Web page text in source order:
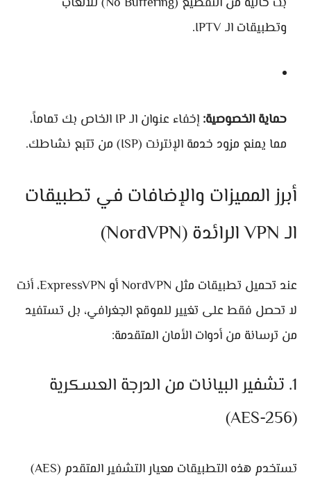
وتطبيقات الـ IPTV.
حماية الخصوصية:
إخفاء عنوان الـ IP الخاص بك تماماً،
مما يمنع مزود خدمة الإنترنت (ISP) من تتبع نشاطك.
أبرز المميزات والإضافات في تطبيقات
الـ VPN الرائدة (NordVPN)
عند تحميل تطبيقات مثل NordVPN أو ExpressVPN، أنت
لا تحصل فقط على تغيير للموقع الجغرافي، بل تستفيد
من ترسانة من أدوات الأمان المتقدمة:
1. تشفير البيانات من الدرجة العسكرية
(AES-256)
تستخدم هذه التطبيقات معيار التشفير المتقدم (AES)